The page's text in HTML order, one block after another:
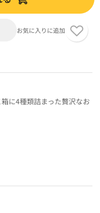
お気に入りに追加
に4種類詰まった贅沢なお